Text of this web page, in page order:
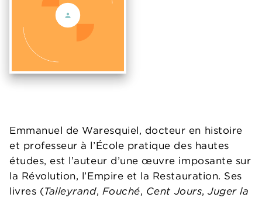
Emmanuel de Waresquiel, docteur en histoire
et professeur à l’École pratique des hautes
études, est l’auteur d’une œuvre imposante sur
la Révolution, l’Empire et la Restauration. Ses
livres (Talleyrand, Fouché, Cent Jours,Juger la